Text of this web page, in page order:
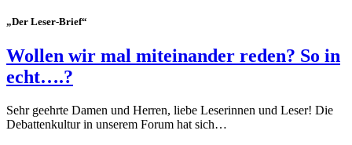
„Der Leser-Brief“
Wollen wir mal miteinander reden? So in
echt….?
Sehr geehrte Damen und Herren, liebe Leserinnen und Leser! Die
Debattenkultur in unserem Forum hat sich…